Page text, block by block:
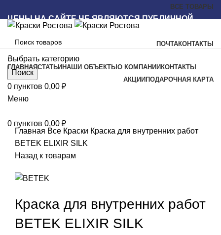
ВСЕ ТОВАРЫ
ЦЕНЫ НА САЙТЕ НЕ ЯВЛЯЮТСЯ ПУБЛИЧНОЙ
ОФЕРТОЙ
ПОЧТАКОНТАКТЫ
Выбрать категорию
Поиск
0 пунктов 0,00 ₽
Меню
0 пунктов 0,00 ₽
Наш каталог
ГЛАВНАЯСТАТЬИ НАШИ ОБЪЕКТЫ О КОМПАНИИ КОНТАКТЫ
АКЦИИ ПОДАРОЧНАЯ КАРТА
Новый
Главная Все Краски Краска для внутренних работ
BETEK ELIXIR SILK
Назад к товарам
Краска для внутренних работ
BETEK ELIXIR SILK